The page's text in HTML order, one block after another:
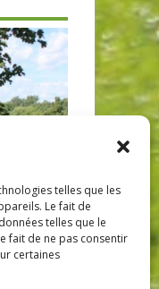
telles que les
Le fait de
telles que le
fait de ne pas consentir
certaines
look